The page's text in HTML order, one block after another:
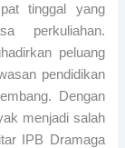
tinggal yang
perkuliahan.
peluang
pendidikan
Dengan
menjadi salah
IPB Dramaga